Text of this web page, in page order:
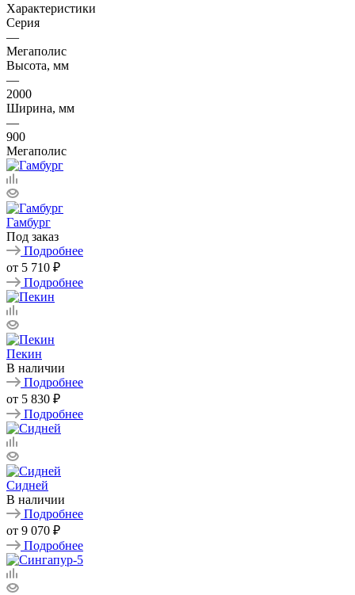
Характеристики
Серия
—
Мегаполис
Высота, мм
—
2000
Ширина, мм
—
900
Мегаполис
Гамбург
Под заказ
Подробнее
от 5 710 ₽
Подробнее
Пекин
В наличии
Подробнее
от 5 830 ₽
Подробнее
Сидней
В наличии
Подробнее
от 9 070 ₽
Подробнее